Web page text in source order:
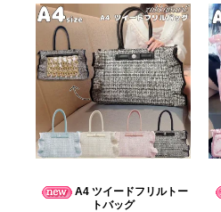
A4 ツイードフリルトー
トバッグ